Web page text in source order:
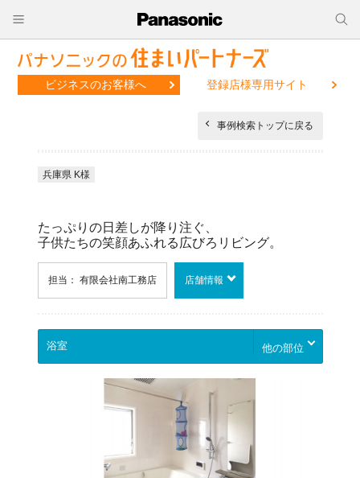
ビジネスのお客様へ 登録店様専用サイト
事例検索トップに戻る
兵庫県 K様
たっぷりの日差しが降り注ぐ、
子供たちの笑顔あふれる広びろリビング。
担当： 有限会社南工務店 店舗情報
他の部位